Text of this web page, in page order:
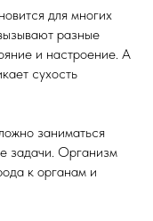
для многих
разные
и настроение. А
сухость
заниматься
задачи. Организм
к органам и